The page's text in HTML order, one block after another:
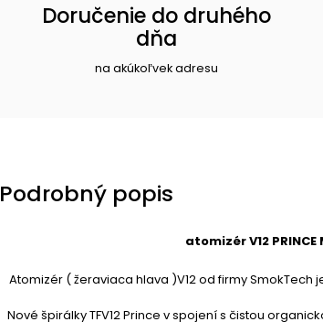
Doručenie do druhého
dňa
na akúkoľvek adresu
Podrobný popis
atomizér V12 PRINCE
Atomizér ( žeraviaca hlava )V12od firmy SmokTech
Nové špirálky TFV12 Prince v spojení s čistou